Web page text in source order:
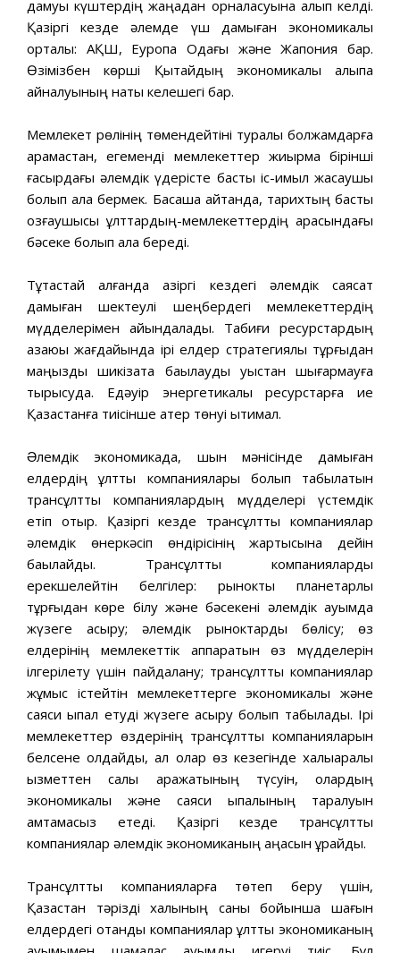
дамуы күштердің жаңадан орналасуына алып келдi.
Қазiргi кезде əлемде үш дамыған экономикалық
орталық: АҚШ, Еуропа Одағы жəне Жапония бар.
Өзiмiзбен көршi Қытайдың экономикалық алыпқа
айналуының нақты келешегi бар.
Мемлекет рөлiнiң төмендейтiнi туралы болжамдарға
қарамастан, егемендi мемлекеттер жиырма бiрiншi
ғасырдағы əлемдiк үдерісте басты iс-қимыл жасаушы
болып қала бермек. Басқаша айтқанда, тарихтың басты
қозғаушысы ұлттардың-мемлекеттердің арасындағы
бəсеке болып қала бередi.
Тұтастай алғанда қазiргi кездегi əлемдiк саясат
дамыған шектеулi шеңбердегi мемлекеттердiң
мүдделерiмен айқындалады. Табиғи ресурстардың
азаюы жағдайында iрi елдер стратегиялық тұрғыдан
маңызды шикiзатқа бақылауды уыстан шығармауға
тырысуда. Едəуiр энергетикалық ресурстарға ие
Қазақстанға тиiсiнше қатер төнуi ықтимал.
Əлемдiк экономикада, шын мəнiсiнде дамыған
елдердiң ұлттық компаниялары болып табылатын
трансұлттық компаниялардың мүдделерi үстемдiк
етiп отыр. Қазiргi кезде трансұлттық компаниялар
əлемдiк өнеркəсiп өндiрiсiнiң жартысына дейiн
бақылайды. Трансұлттық компанияларды
ерекшелейтiн белгілер: рынокты планетарлық
тұрғыдан көре бiлу жəне бəсекенi əлемдiк ауқымда
жүзеге асыру; əлемдiк рыноктарды бөлiсу; өз
елдерiнің мемлекеттiк аппаратын өз мүдделерiн
iлгерілету үшiн пайдалану; трансұлттық компаниялар
жұмыс iстейтiн мемлекеттерге экономикалық жəне
саяси ықпал етудi жүзеге асыру болып табылады. Iрi
мемлекеттер өздерiнің трансұлттық компанияларын
белсене қолдайды, ал олар өз кезегiнде халықаралық
қызметтен салық қаражатының түсуiн, олардың
экономикалық жəне саяси ықпалының таралуын
қамтамасыз етедi. Қазiргi кезде трансұлттық
компаниялар əлемдiк экономиканың қаңқасын құрайды.
Трансұлттық компанияларға төтеп беру үшін,
Қазақстан тəрiздi халқының саны бойынша шағын
елдердегi отандық компаниялар ұлттық экономиканың